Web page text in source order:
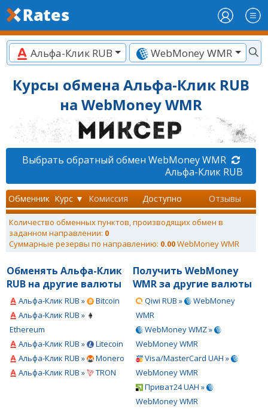
Альфа-Клик RUB WebMoney WMR
Курсы обмена Альфа-Клик RUB
на WebMoney WMR
Выбрать обратный обмен WebMoney WMR
Альфа-Клик RUB
Обменник Курс ▼ Комиссия Доступно Отзывы
Количество обменных пунктов, производящих обмен в
заданном направлении: 0
Суммарные резервы по направлению: 0.00WebMoney WMR
Обменять Альфа-Клик
RUB на другие валюты
Альфа-Клик RUB »
Bitcoin
Альфа-Клик RUB »
Ethereum
Альфа-Клик RUB »
Litecoin
Альфа-Клик RUB »
Monero
Альфа-Клик RUB »
TRON
Получить WebMoney
WMR за другие валюты
Qiwi RUB »
WebMoney
WMR
WebMoney WMZ »
WebMoney WMR
Visa/MasterCard UAH »
WebMoney WMR
Приват24 UAH »
WebMoney WMR